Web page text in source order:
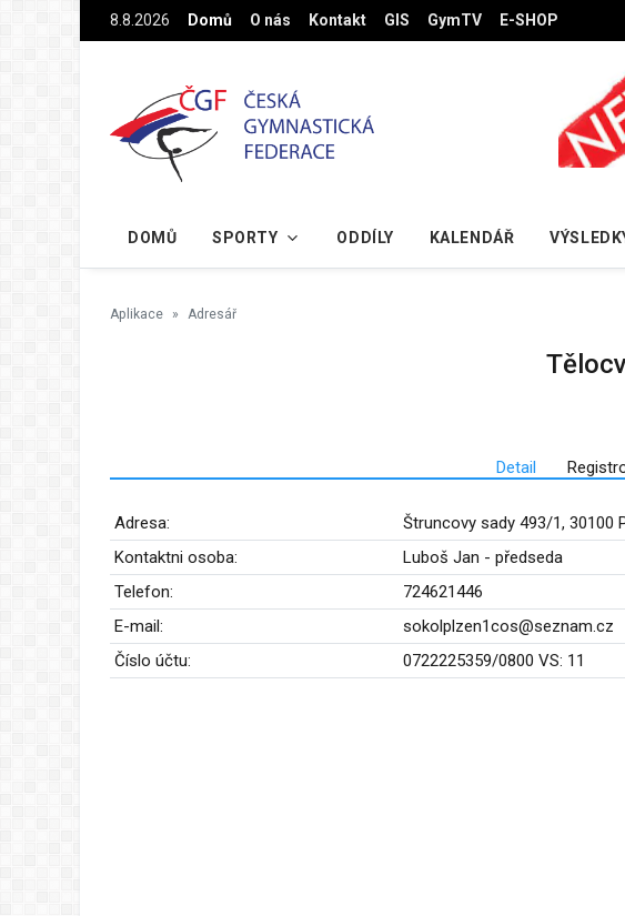
Na hlavní obsah8.8.2026 Domů O nás Kontakt GIS GymTV E-SHOP
DOMŮ SPORTY ODDÍLY KALENDÁŘ
Aplikace Adresář
Detail
Adresa:
Štruncovy sady 493/1, 30100
Kontaktni osoba:
Luboš Jan - předseda
Telefon:
724621446
E-mail:
sokolplzen1cos@seznam.cz
Číslo účtu:
0722225359/0800 VS: 11